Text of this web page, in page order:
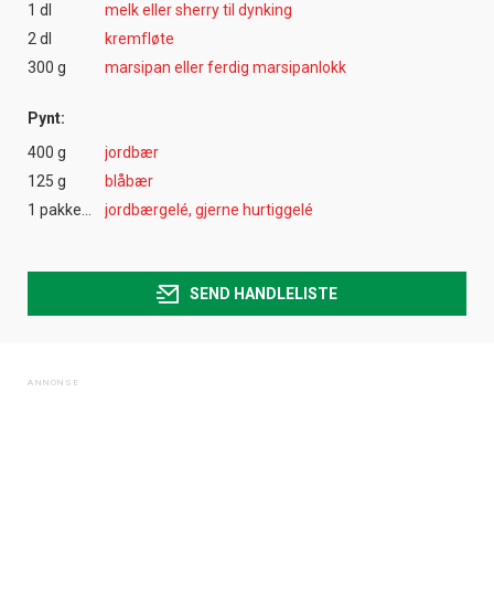
1 dl
melk eller sherry til dynking
2 dl
kremfløte
300 g
marsipan eller ferdig marsipanlokk
Pynt:
400 g
jordbær
125 g
blåbær
jordbærgelé, gjerne hurtiggelé
SEND HANDLELISTE